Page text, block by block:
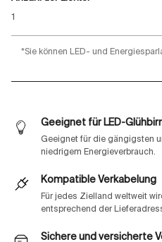
1
*Sie können LED- und
Geeignet für LED-
Geeignet für die gängigsten
niedrigem Energieverbrauch.
Kompatible Verkabelung
Für jedes Zielland weltweit
entsprechend der
Sichere und versicherte